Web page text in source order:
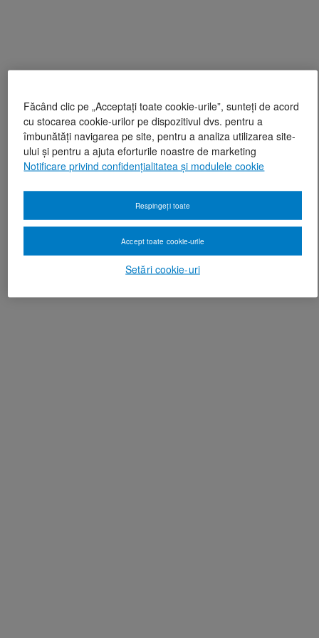
Făcând clic pe „Acceptați toate cookie-urile”, sunteți de acord
cu stocarea cookie-urilor pe dispozitivul dvs. pentru a
îmbunătăți navigarea pe site, pentru a analiza utilizarea site-
ului și pentru a ajuta eforturile noastre de marketing
Notificare privind confidențialitatea și modulele cookie
Setări cookie-uri
Respingeți toate
Accept toate cookie-urile